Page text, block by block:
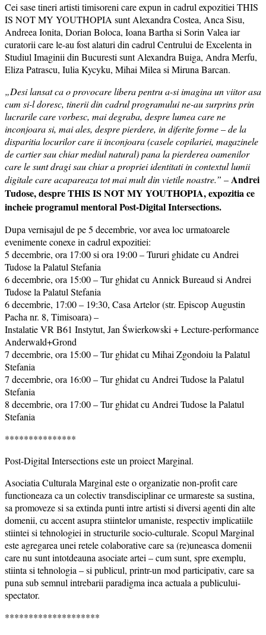
Cei sase tineri artisti timisoreni care expun in cadrul expozitiei THIS
IS NOT MY YOUTHOPIA sunt Alexandra Costea, Anca Sisu,
Andreea Ionita, Dorian Boloca, Ioana Bartha si Sorin Valea iar
curatorii care le-au fost alaturi din cadrul Centrului de Excelenta in
Studiul Imaginii din Bucuresti sunt Alexandra Buiga, Andra Merfu,
Eliza Patrascu, Iulia Kycyku, Mihai Milea si Miruna Barcan.
„Desi lansat ca o provocare libera pentru a-si imagina un viitor asa
cum si-l doresc, tinerii din cadrul programului ne-au surprins prin
lucrarile care vorbesc, mai degraba, despre lumea care ne
inconjoara si, mai ales, despre pierdere, in diferite forme – de la
disparitia locurilor care ii inconjoara (casele copilariei, magazinele
de cartier sau chiar mediul natural) pana la pierderea oamenilor
care le sunt dragi sau chiar a propriei identitati in contextul lumii
digitale care acapareaza tot mai mult din vietile noastre.” –Andrei
Tudose, despre THIS IS NOT MY YOUTHOPIA, expozitia ce
incheie programul mentoral Post-Digital Intersections.
Dupa vernisajul de pe 5 decembrie, vor avea loc urmatoarele
evenimente conexe in cadrul expozitiei:
5 decembrie, ora 17:00 si ora 19:00 – Tururi ghidate cu Andrei
Tudose la Palatul Stefania
6 decembrie, ora 15:00 – Tur ghidat cu Annick Bureaud si Andrei
Tudose la Palatul Stefania
6 decembrie, 17:00 – 19:30, Casa Artelor (str. Episcop Augustin
Pacha nr. 8, Timisoara) –
Instalatie VR B61 Instytut, Jan Świerkowski + Lecture-performance
Anderwald+Grond
7 decembrie, ora 15:00 – Tur ghidat cu Mihai Zgondoiu la Palatul
Stefania
7 decembrie, ora 16:00 – Tur ghidat cu Andrei Tudose la Palatul
Stefania
8 decembrie, ora 17:00 – Tur ghidat cu Andrei Tudose la Palatul
Stefania
***************
Post-Digital Intersections este un proiect Marginal.
Asociatia Culturala Marginal este o organizatie non-profit care
functioneaza ca un colectiv transdisciplinar ce urmareste sa sustina,
sa promoveze si sa extinda punti intre artisti si diversi agenti din alte
domenii, cu accent asupra stiintelor umaniste, respectiv implicatiile
stiintei si tehnologiei in structurile socio-culturale. Scopul Marginal
este agregarea unei retele colaborative care sa (re)uneasca domenii
care nu sunt intotdeauna asociate artei – cum sunt, spre exemplu,
stiinta si tehnologia – si publicul, printr-un mod participativ, care sa
puna sub semnul intrebarii paradigma inca actuala a publicului-
spectator.
********************